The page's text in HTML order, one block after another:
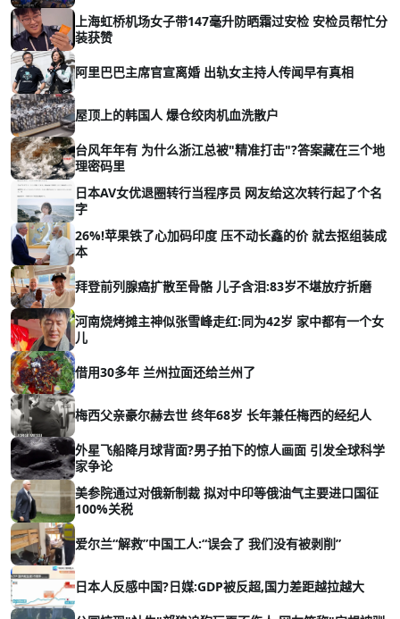
上海虹桥机场女子带147毫升防晒霜过安检 安检员帮忙分
装获赞
阿里巴巴主席官宣离婚 出轨女主持人传闻早有真相
屋顶上的韩国人 爆仓绞肉机血洗散户
台风年年有 为什么浙江总被"精准打击"?答案藏在三个地
理密码里
日本AV女优退圈转行当程序员 网友给这次转行起了个名
字
26%!苹果铁了心加码印度 压不动长鑫的价 就去抠组装成
本
拜登前列腺癌扩散至骨骼 儿子含泪:83岁不堪放疗折磨
河南烧烤摊主神似张雪峰走红:同为42岁 家中都有一个女
儿
借用30多年 兰州拉面还给兰州了
梅西父亲豪尔赫去世 终年68岁 长年兼任梅西的经纪人
外星飞船降月球背面?男子拍下的惊人画面 引发全球科学
家争论
美参院通过对俄新制裁 拟对中印等俄油气主要进口国征
100%关税
爱尔兰“解救”中国工人:“误会了 我们没有被剥削”
日本人反感中国?日媒:GDP被反超,国力差距越拉越大